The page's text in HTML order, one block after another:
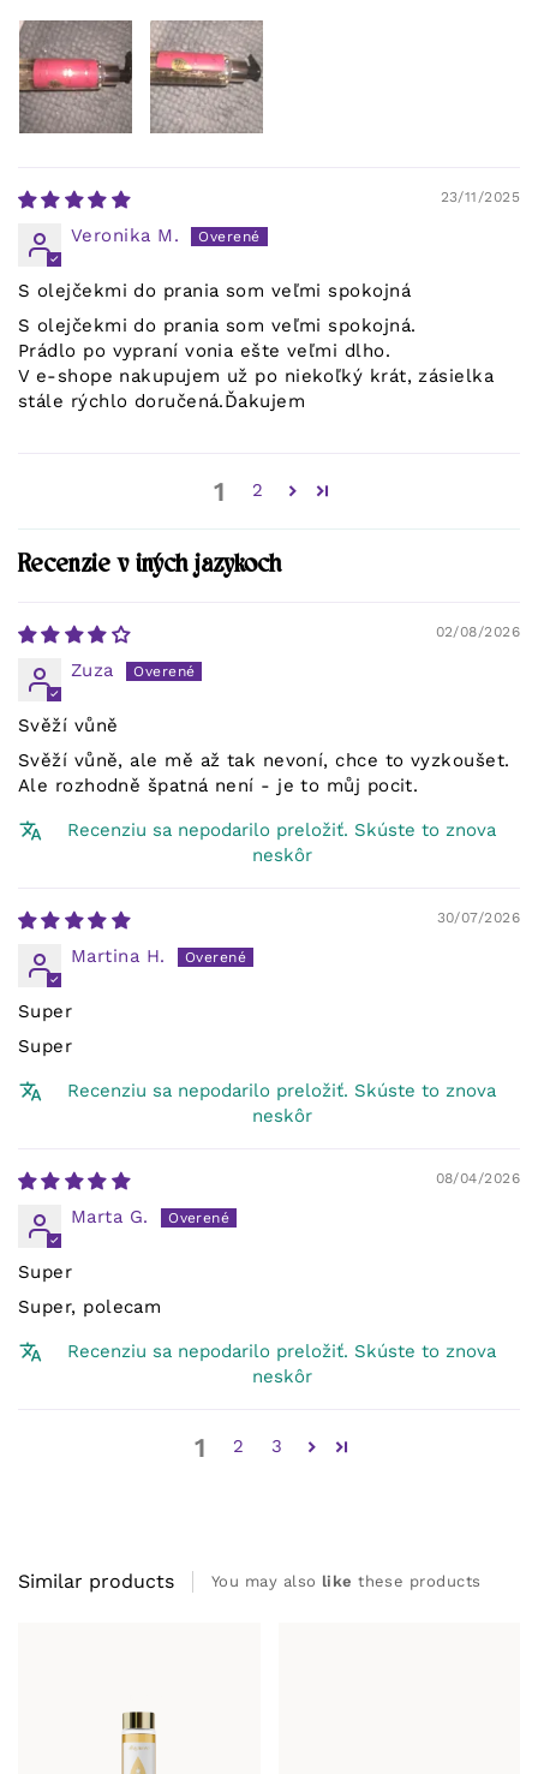
23/11/2025
Veronika M.
S olejčekmi do prania som veľmi spokojná
S olejčekmi do prania som veľmi spokojná.
Prádlo po vypraní vonia ešte veľmi dlho.
V e-shope nakupujem už po niekoľký krát, zásielka
stále rýchlo doručená.Ďakujem
1 2
Recenzie v iných jazykoch
02/08/2026
Zuza
Svěží vůně
Svěží vůně, ale mě až tak nevoní, chce to vyzkoušet.
Ale rozhodně špatná není - je to můj pocit.
Recenziu sa nepodarilo preložiť. Skúste to znova
neskôr
30/07/2026
Martina H.
Super
Super
Recenziu sa nepodarilo preložiť. Skúste to znova
neskôr
08/04/2026
Marta G.
Super
Super, polecam
Recenziu sa nepodarilo preložiť. Skúste to znova
neskôr
1 2 3
Similar products You may also like these products